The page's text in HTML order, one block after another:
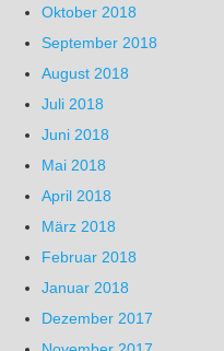
Oktober 2018
September 2018
August 2018
Juli 2018
Juni 2018
Mai 2018
April 2018
März 2018
Februar 2018
Januar 2018
Dezember 2017